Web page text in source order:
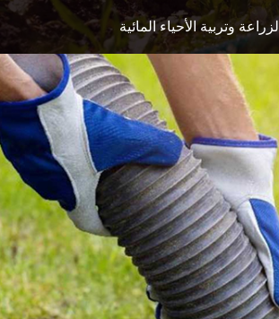
الزراعة وتربية الأحياء المائية